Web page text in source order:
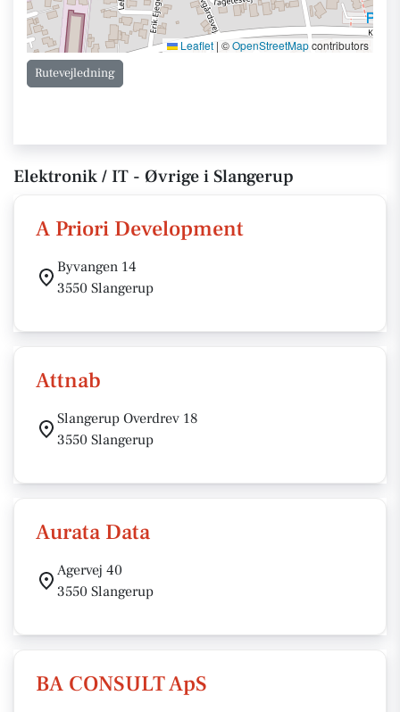
Leaflet | ©OpenStreetMapcontributors
Rutevejledning
Elektronik / IT - Øvrige i Slangerup
A Priori Development
Byvangen 14
3550 Slangerup
Attnab
Slangerup Overdrev 18
3550 Slangerup
Aurata Data
Agervej 40
3550 Slangerup
BA CONSULT ApS